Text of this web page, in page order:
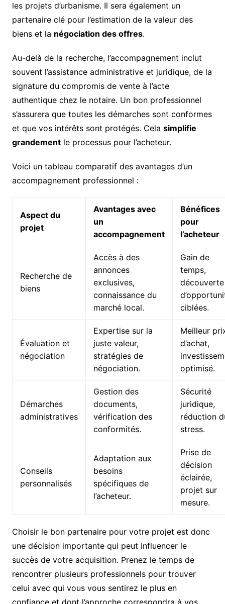
les projets d’urbanisme. Il sera également un
partenaire clé pour l’estimation de la valeur des
biens et la négociation des offres.
Au-delà de la recherche, l’accompagnement inclut
souvent l’assistance administrative et juridique, de la
signature du compromis de vente à l’acte
authentique chez le notaire. Un bon professionnel
s’assurera que toutes les démarches sont conformes
et que vos intérêts sont protégés. Cela simplifie
grandementle processus pour l’acheteur.
Voici un tableau comparatif des avantages d’un
accompagnement professionnel :
Aspect du
projet
Avantages avec
un
accompagnement
Bénéfices
pour
l’acheteur
Recherche de
biens
Accès à des
annonces
exclusives,
connaissance du
marché local.
Gain de
temps,
découverte
ciblées.
Évaluation et
négociation
Expertise sur la
juste valeur,
stratégies de
négociation.
Meilleur
d’achat,
optimisé.
Démarches
administratives
Gestion des
documents,
vérification des
conformités.
Sécurité
juridique,
réduction
stress.
Conseils
personnalisés
Adaptation aux
besoins
spécifiques de
l’acheteur.
Prise de
décision
éclairée,
projet sur
mesure.
Choisir le bon partenaire pour votre projet est donc
une décision importante qui peut influencer le
succès de votre acquisition. Prenez le temps de
rencontrer plusieurs professionnels pour trouver
celui avec qui vous vous sentirez le plus en